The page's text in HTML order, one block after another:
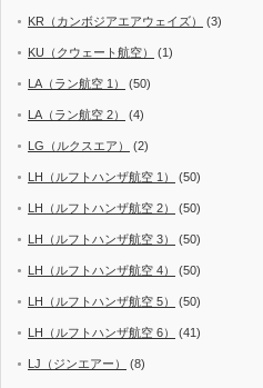
KR（カンボジアエアウェイズ） (3)
KU（クウェート航空） (1)
LA（ラン航空 1） (50)
LA（ラン航空 2） (4)
LG（ルクスエア） (2)
LH（ルフトハンザ航空 1） (50)
LH（ルフトハンザ航空 2） (50)
LH（ルフトハンザ航空 3） (50)
LH（ルフトハンザ航空 4） (50)
LH（ルフトハンザ航空 5） (50)
LH（ルフトハンザ航空 6） (41)
LJ（ジンエアー） (8)